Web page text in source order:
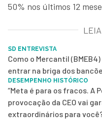
50% nos últimos 12
SD ENTREVISTA
Como o Mercantil (BMEB4)
entrar na briga dos
DESEMPENHO HISTÓRICO
“Meta é para os fracos. A
provocação da CEO vai
extraordinários para